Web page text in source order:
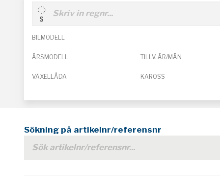
BILMODELL
ÅRSMODELL TILLV. ÅR/MÅN
VÄXELLÅDA KAROSS
Sökning på artikelnr/referensnr